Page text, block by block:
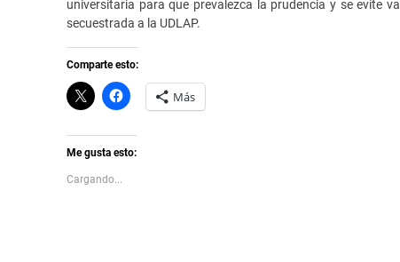
universitaria para que prevalezca la prudencia y se evite
secuestrada a la UDLAP.
Comparte esto:
C
l
k
t
o
s
h
H
a
l
i
Más
Me gusta esto:
Cargando...